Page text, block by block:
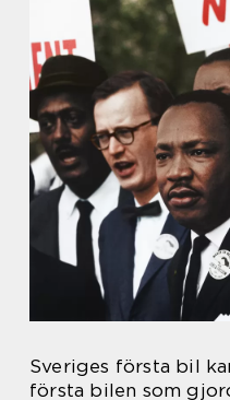
Sveriges första bil
första bilen som